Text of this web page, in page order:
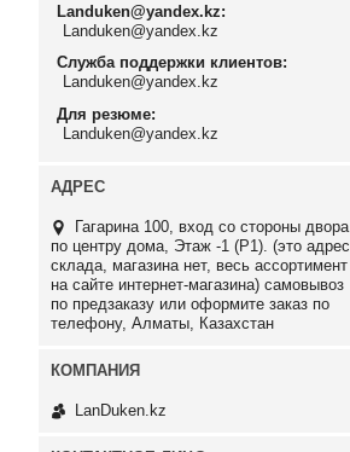
Landuken@yandex.kz
Landuken@yandex.kz
Служба поддержки клиентов
Landuken@yandex.kz
Для резюме
Landuken@yandex.kz
Гагарина 100, вход со стороны двора
по центру дома, Этаж -1 (P1). (это адрес
склада, магазина нет, весь ассортимент
на сайте интернет-магазина) самовывоз
по предзаказу или оформите заказ по
телефону, Алматы, Казахстан
LanDuken.kz